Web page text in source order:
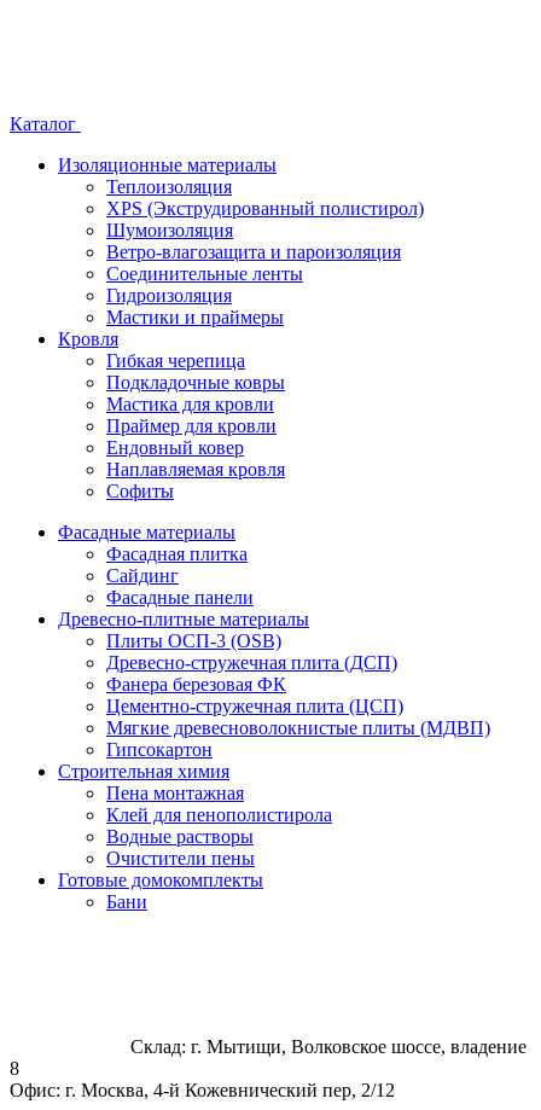
Каталог
Изоляционные материалы
Теплоизоляция
XPS (Экструдированный полистирол)
Шумоизоляция
Ветро-влагозащита и пароизоляция
Соединительные ленты
Гидроизоляция
Мастики и праймеры
Кровля
Гибкая черепица
Подкладочные ковры
Мастика для кровли
Праймер для кровли
Ендовный ковер
Наплавляемая кровля
Софиты
Фасадные материалы
Фасадная плитка
Сайдинг
Фасадные панели
Древесно-плитные материалы
Плиты ОСП-3 (OSB)
Древесно-стружечная плита (ДСП)
Фанера березовая ФК
Цементно-стружечная плита (ЦСП)
Мягкие древесноволокнистые плиты (МДВП)
Гипсокартон
Строительная химия
Пена монтажная
Клей для пенополистирола
Водные растворы
Очистители пены
Готовые домокомплекты
Бани
Склад: г. Мытищи, Волковское шоссе, владение
8
Офис: г. Москва, 4-й Кожевнический пер, 2/12